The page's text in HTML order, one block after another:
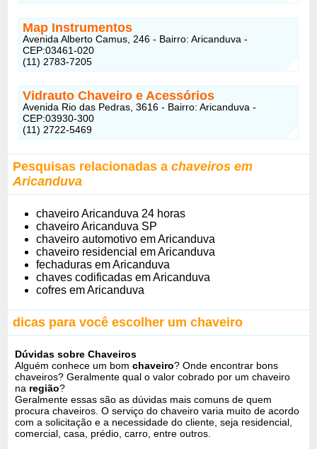
Map Instrumentos
Avenida Alberto Camus, 246 - Bairro: Aricanduva -
CEP:03461-020
(11) 2783-7205
Vidrauto Chaveiro e Acessórios
Avenida Rio das Pedras, 3616 - Bairro: Aricanduva -
CEP:03930-300
(11) 2722-5469
Pesquisas relacionadas achaveiros em
Aricanduva
chaveiro Aricanduva 24 horas
chaveiro Aricanduva SP
chaveiro automotivo em Aricanduva
chaveiro residencial em Aricanduva
fechaduras em Aricanduva
chaves codificadas em Aricanduva
cofres em Aricanduva
dicas para você escolher um chaveiro
Dúvidas sobre Chaveiros
Alguém conhece um bomchaveiro? Onde encontrar bons
chaveiros? Geralmente qual o valor cobrado por um chaveiro
na região?
Geralmente essas são as dúvidas mais comuns de quem
procura chaveiros. O serviço do chaveiro varia muito de acordo
com a solicitação e a necessidade do cliente, seja residencial,
comercial, casa, prédio, carro, entre outros.